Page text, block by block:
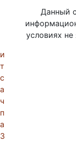
Данный
условиях не
и
т
с
а
ч
п
а
З